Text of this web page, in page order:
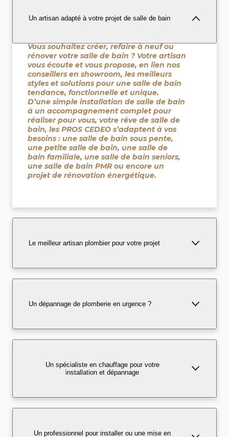
Un artisan adapté à votre projet de salle de bain
Vous souhaitez créer, refaire à neuf ou
rénover votre salle de bain ? Votre artisan
vous écoute et vous propose, en lien nos
conseillers en showroom, les meilleurs
styles et solutions pour une salle de bain
tendance, fonctionnelle et unique.
D’une simple installation de salle de bain
à un accompagnement complet pour
réaliser pour vous, votre rêve de salle de
bain, les PROS CEDEO s’adaptent à vos
besoins : une salle de bain sous pente,
une petite salle de bain, une salle de
bain familiale, une salle de bain seniors,
une salle de bain PMR ou encore un
projet de rénovation énergétique.
Le meilleur artisan plombier pour votre projet
Un dépannage de plomberie en urgence ?
Un spécialiste en chauffage pour votre
installation et dépannage
Un professionnel pour installer ou une mise en